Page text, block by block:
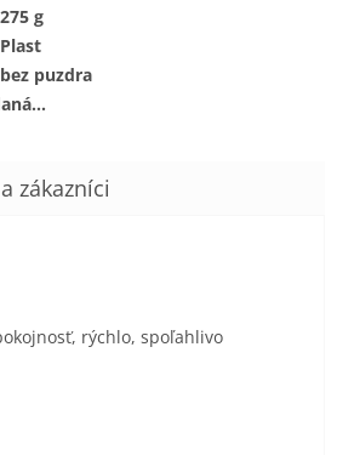
275 g
Plast
bez puzdra
obchodu je 5 z 5 hviezdičiek.
rýchlo, spoľahlivo
obchodu je 5 z 5 hviezdičiek.